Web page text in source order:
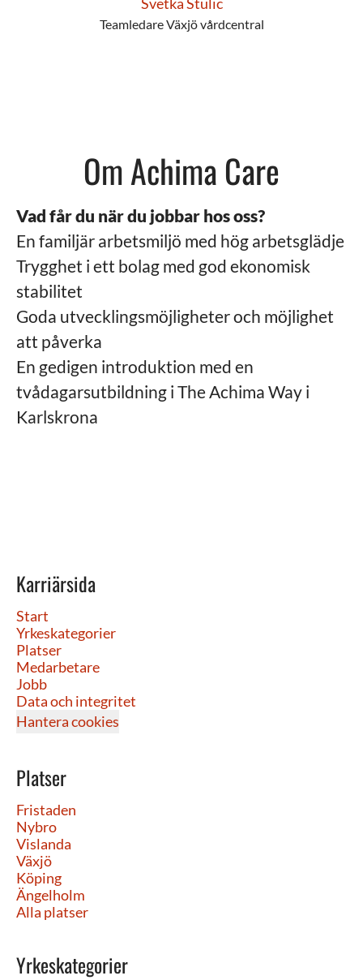
Teamledare Växjö vårdcentral
Om Achima Care
Vad får du när du jobbar hos oss?
En familjär arbetsmiljö med hög arbetsglädje
Trygghet i ett bolag med god ekonomisk
stabilitet
Goda utvecklingsmöjligheter och möjlighet
att påverka
En gedigen introduktion med en
tvådagarsutbildning i The Achima Way i
Karlskrona
Karriärsida
Start
Yrkeskategorier
Platser
Medarbetare
Jobb
Data och integritet
Hantera cookies
Platser
Fristaden
Nybro
Vislanda
Växjö
Köping
Ängelholm
Alla platser
Yrkeskategorier